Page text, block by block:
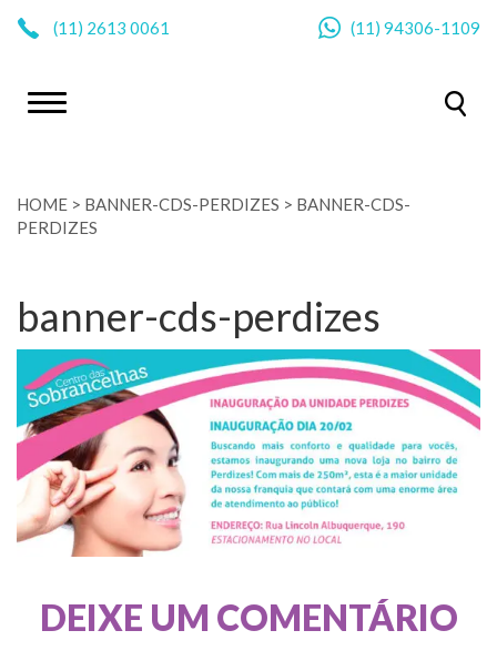
(11) 2613 0061 (11) 94306-1109
HOME > BANNER-CDS-PERDIZES > BANNER-CDS-
PERDIZES
banner-cds-perdizes
DEIXE UM COMENTÁRIO